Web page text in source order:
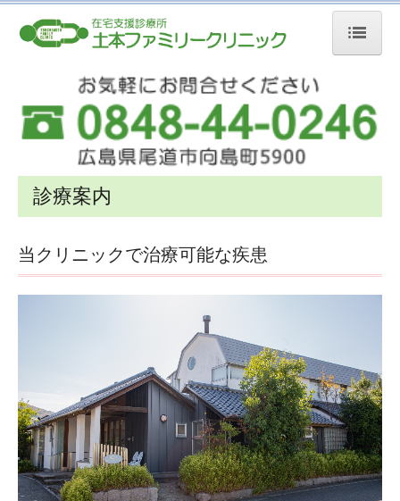
トップページ
お知らせ
当院のご案内
スタッフ紹介
交通案内
メンタルカウンセリング
訪看むかいしま通信
診療案内
当クリニックで治療可能な疾患